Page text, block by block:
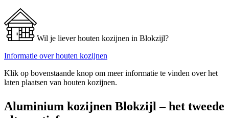
Wil je liever houten kozijnen in Blokzijl?
Informatie over houten kozijnen
Klik op bovenstaande knop om meer informatie te vinden over het
laten plaatsen van houten kozijnen.
Aluminium kozijnen Blokzijl – het tweede